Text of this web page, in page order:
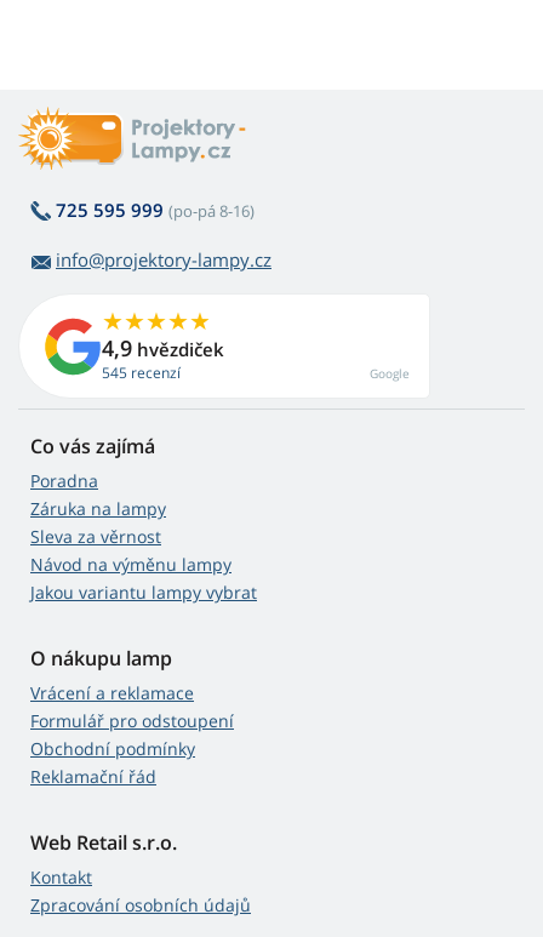
725 595 999 (po-pá 8-16)
info@projektory-lampy.cz
4,9 hvězdiček
545 recenzí Google
Co vás zajímá
Poradna
Záruka na lampy
Sleva za věrnost
Návod na výměnu lampy
Jakou variantu lampy vybrat
O nákupu lamp
Vrácení a reklamace
Formulář pro odstoupení
Obchodní podmínky
Reklamační řád
Web Retail s.r.o.
Kontakt
Zpracování osobních údajů